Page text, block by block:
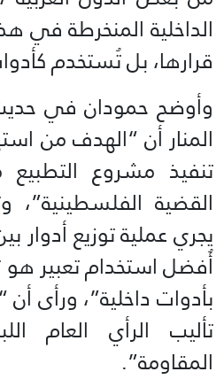
الداخلية المنخرطة في
قرارها، بل تُستخدم
وأوضح حمودان في
المنار أن “الهدف من
تنفيذ مشروع
القضية الفلسطينية”،
يجري عملية توزيع أدوار
أُفضل استخدام تعبير هو
بأدوات داخلية”، ورأى
تأليب الرأي العام
المقاومة”.